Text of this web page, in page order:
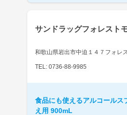
サンドラッグフォレスト
和歌山県岩出市中迫１４７フォレ
TEL: 0736-88-9985
食品にも使えるアルコールス
え用 900mL